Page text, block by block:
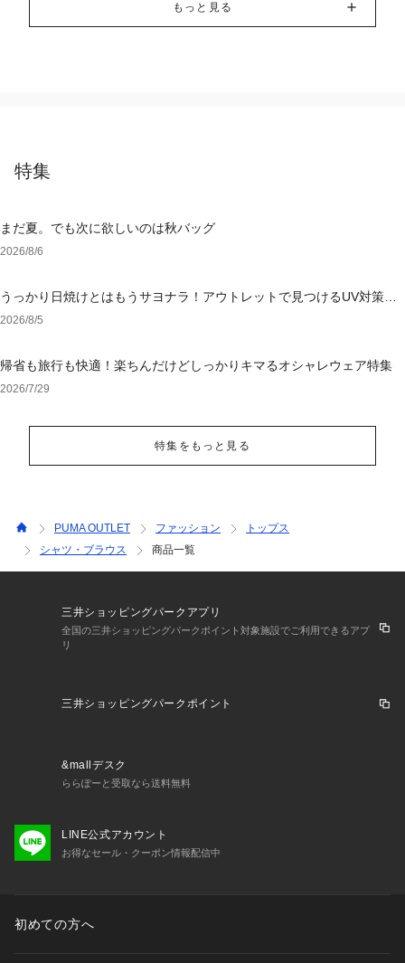
もっと見る
特集
まだ夏。でも次に欲しいのは秋バッグ
2026/8/6
うっかり日焼けとはもうサヨナラ！アウトレットで見つけるUV対策ウ
ェア
2026/8/5
帰省も旅行も快適！楽ちんだけどしっかりキマるオシャレウェア特集
2026/7/29
特集をもっと見る
PUMA OUTLET ファッション
トップス
シャツ・ブラウス
商品一覧
三井ショッピングパークアプリ
全国の三井ショッピングパークポイント対象施設でご利用できるアプ
リ
三井ショッピングパークポイント
&mallデスク
ららぽーと受取なら送料無料
LINE公式アカウント
お得なセール・クーポン情報配信中
初めての方へ